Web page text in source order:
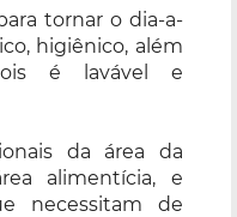
tornar o dia-a-
higiênico, além
é lavável e
da área da
alimentícia, e
necessitam de